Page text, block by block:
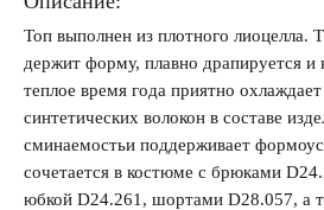
Забыли свой
Топ выполнен из плотного лиоцелла.
держит форму, плавно драпируется и
теплое время года приятно
синтетических волокон в составе
сминаемостьи поддерживает
сочетается в костюме с брюками
юбкой D24.261, шортами D28.057, а